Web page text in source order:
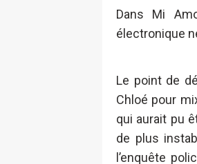
Dans Mi
électronique
Le point de
Chloé pour
qui aurait pu
de plus
l’enquête